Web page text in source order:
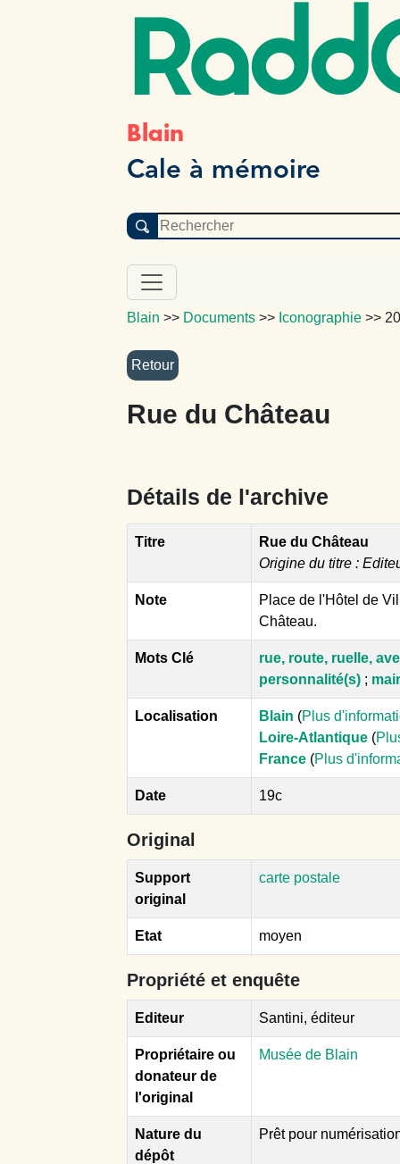
Blain
Cale à mémoire
Blain >> Documents >> Iconographie >>
Rue du Château
Détails de l'archive
Titre
Rue du Château
Origine du titre :
Note
Place de l'Hôtel de
Château.
Mots Clé
rue, route, ruelle,
personnalité(s) ;
Localisation Blain (Plus
Loire-Atlantique (
France (Plus
Date 19c
Original
Support
original
carte postale
Etat moyen
Propriété et enquête
Editeur Santini, éditeur
Propriétaire ou
donateur de
l'original
Musée de Blain
Nature du
dépôt
Prêt pour